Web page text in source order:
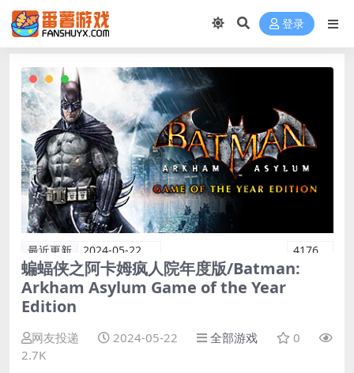
登录
最近更新 2024-05-22 4176
蝙蝠侠之阿卡姆疯人院年度版/Batman:
Arkham Asylum Game of the Year
Edition
网友投递 2024-05-22 全部游戏
0
2.7K